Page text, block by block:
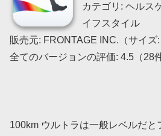
カテゴリ: ヘルス
イフスタイル
販売元: FRONTAGE INC.（サイズ:
全てのバージョンの評価: 4.5（28
100km ウルトラは一般レベルだと